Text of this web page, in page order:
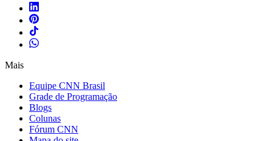
Mais
Equipe CNN Brasil
Grade de Programação
Blogs
Colunas
Fórum CNN